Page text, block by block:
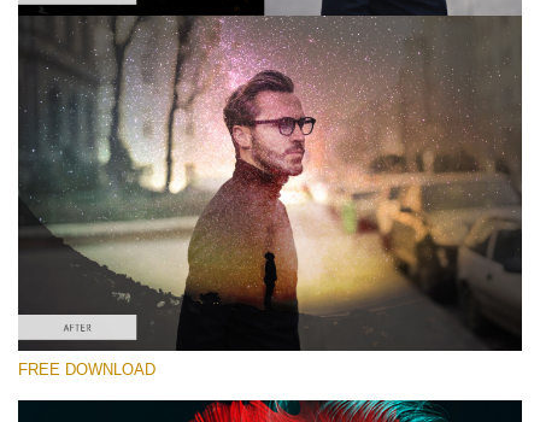
Kérlek, válassz
Double Exposure Action #1
Color Double Exposure
Double Exposure Complete
Entire Collection
Ingyenes letöltés
FREE DOWNLOAD